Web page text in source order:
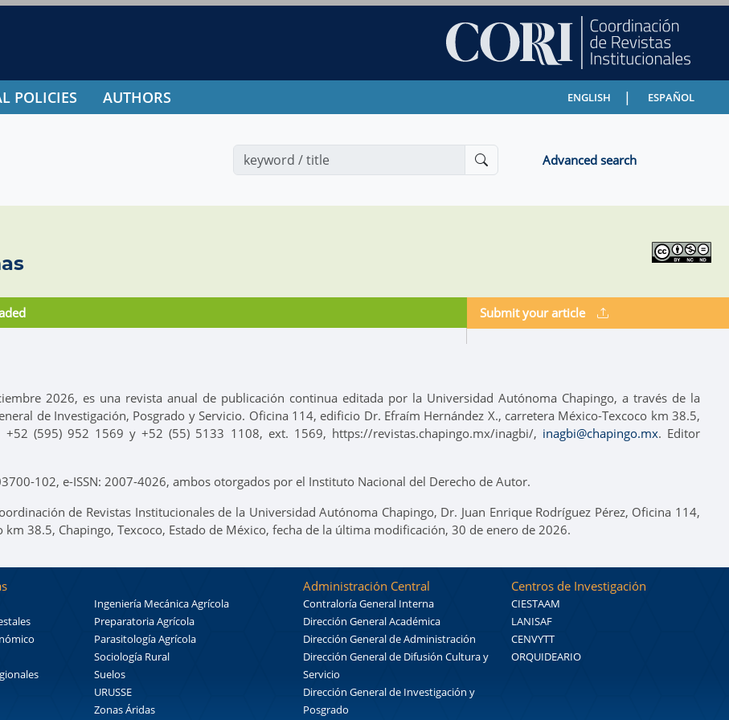
POLICIES AUTHORS ENGLISH | ESPAÑOL
Advanced search
Submit your article
2026, es una revista anual de publicación continua editada por la Universidad Autónoma Chapingo, a través de la
de Investigación, Posgrado y Servicio. Oficina 114, edificio Dr. Efraím Hernández X., carretera México-Texcoco km 38.5,
+52 (595) 952 1569 y +52 (55) 5133 1108, ext. 1569, https://revistas.chapingo.mx/inagbi/, inagbi@chapingo.mx. Editor
102, e-ISSN: 2007-4026, ambos otorgados por el Instituto Nacional del Derecho de Autor.
de Revistas Institucionales de la Universidad Autónoma Chapingo, Dr. Juan Enrique Rodríguez Pérez, Oficina 114,
38.5, Chapingo, Texcoco, Estado de México, fecha de la última modificación, 30 de enero de 2026.
Ingeniería Mecánica Agrícola
Preparatoria Agrícola
Parasitología Agrícola
Sociología Rural
Suelos
URUSSE
Zonas Áridas
Administración Central
Contraloría General Interna
Dirección General Académica
Dirección General de Administración
Dirección General de Difusión Cultura y
Servicio
Dirección General de Investigación y
Posgrado
Centros de Investigación
CIESTAAM
LANISAF
CENVYTT
ORQUIDEARIO